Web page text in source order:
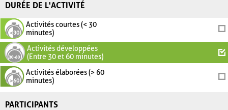
DURÉE DE L'ACTIVITÉ
Activités courtes (< 30
minutes)
Activités développées
(Entre 30 et 60 minutes)
Activités élaborées (> 60
minutes)
PARTICIPANTS